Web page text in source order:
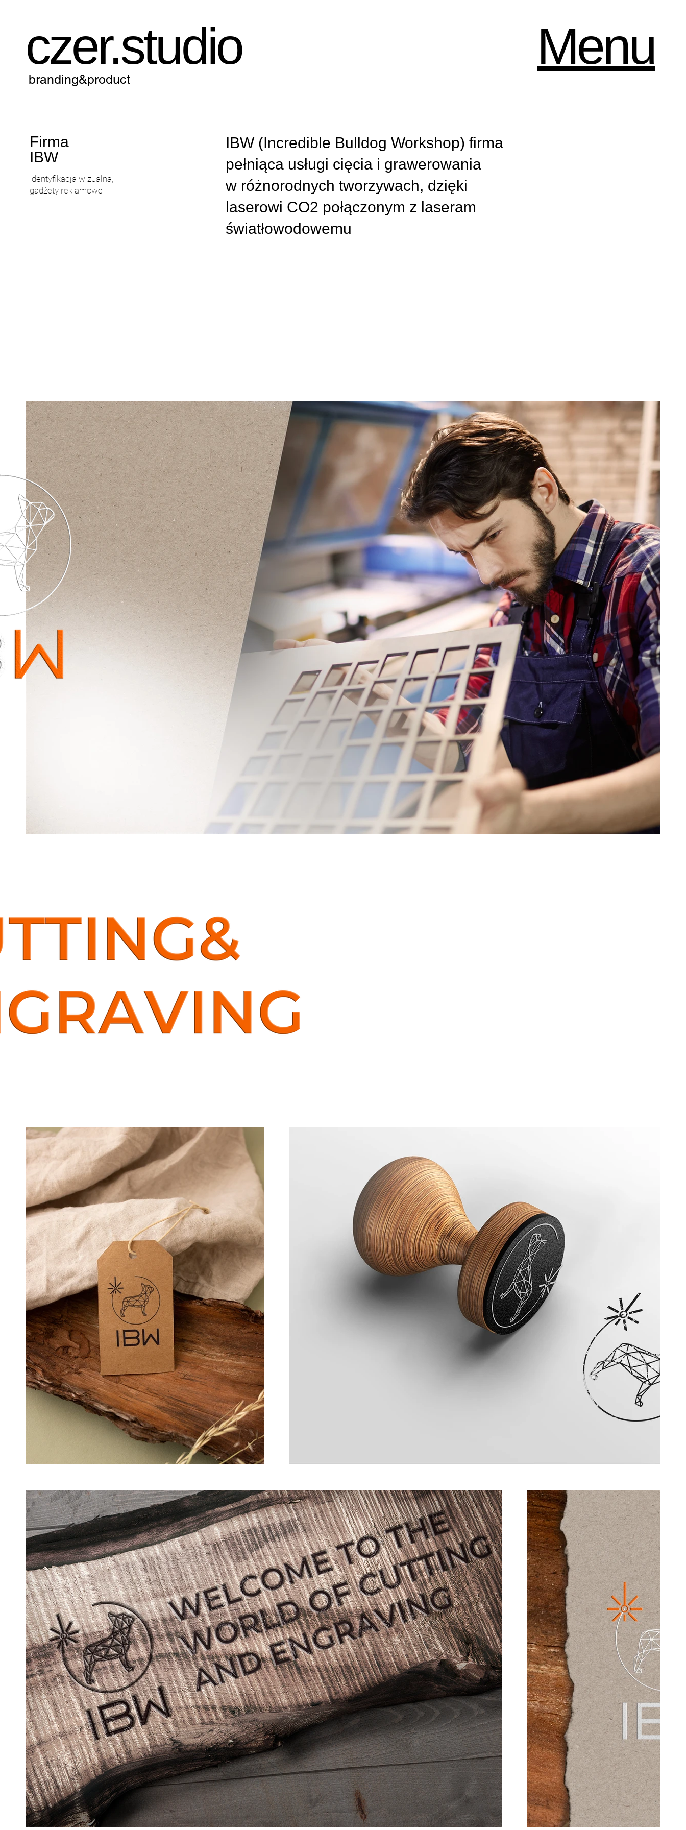
czer.studio
branding&product
Menu
Firma
IBW
Identyfikacja wizualna,
gadżety reklamowe
IBW (Incredible Bulldog Workshop) firma
pełniąca usługi cięcia i grawerowania
w różnorodnych tworzywach, dzięki
laserowi CO2 połączonym z laseram
światłowodowemu